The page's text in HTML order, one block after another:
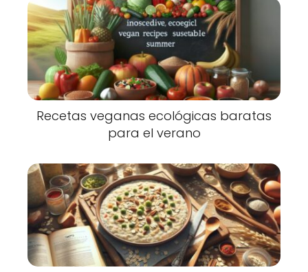
Recetas veganas ecológicas baratas
para el verano